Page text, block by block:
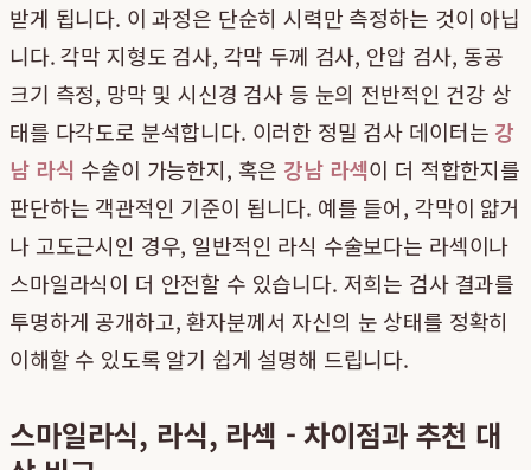
받게 됩니다. 이 과정은 단순히 시력만 측정하는 것이 아닙
니다. 각막 지형도 검사, 각막 두께 검사, 안압 검사, 동공
크기 측정, 망막 및 시신경 검사 등 눈의 전반적인 건강 상
태를 다각도로 분석합니다. 이러한 정밀 검사 데이터는 강
남 라식 수술이 가능한지, 혹은 강남 라섹이 더 적합한지를
판단하는 객관적인 기준이 됩니다. 예를 들어, 각막이 얇거
나 고도근시인 경우, 일반적인 라식 수술보다는 라섹이나
스마일라식이 더 안전할 수 있습니다. 저희는 검사 결과를
투명하게 공개하고, 환자분께서 자신의 눈 상태를 정확히
이해할 수 있도록 알기 쉽게 설명해 드립니다.
스마일라식, 라식, 라섹 - 차이점과 추천 대